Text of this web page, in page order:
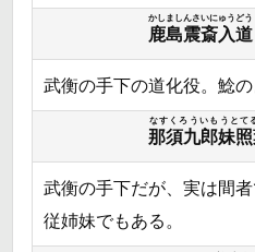
鹿島震斎入道
かしましんさいにゅうどう
武衡の手下の道化役。鯰の
那須九郎妹
なすくろういもうとて
武衡の手下だが、実は間
従姉妹でもある。